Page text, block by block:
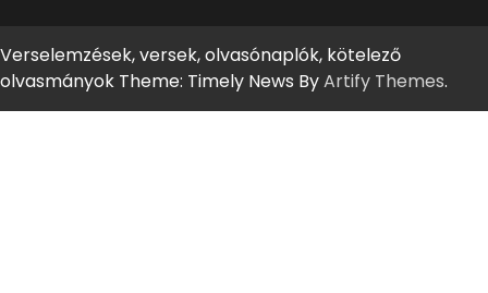
Verselemzések, versek, olvasónaplók, kötelező
olvasmányok Theme: Timely News ByArtify Themes.